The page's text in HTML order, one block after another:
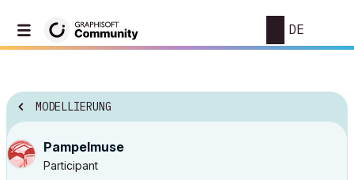
DE
MODELLIERUNG
Pampelmuse
Participant